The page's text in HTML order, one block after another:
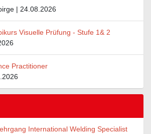
| 24.08.2026
Visuelle Prüfung - Stufe 1& 2
Practitioner
International Welding Specialist